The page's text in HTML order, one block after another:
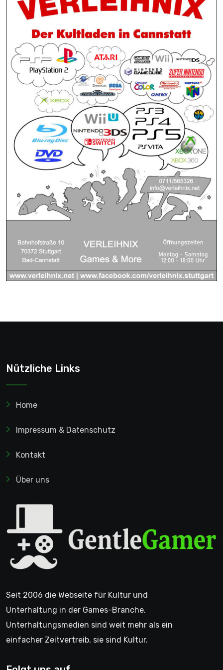
Nützliche Links
Home
Impressum & Datenschutz
Kontakt
Über uns
Seit 2006 die Webseite für Kultur und
Unterhaltung in der Games-Branche.
Unterhaltungsmedien sind weit mehr als ein
einfacher Zeitvertreib, sie sind Kultur.